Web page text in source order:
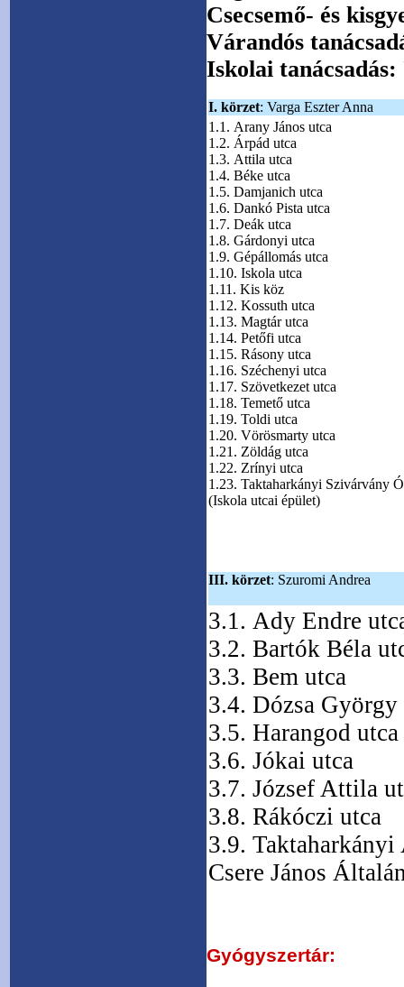
Csecsemő- és
Várandós
Iskolai tanácsadás:
I. körzet: Varga Eszter Anna
1.1. Arany János utca
1.2. Árpád utca
1.3. Attila utca
1.4. Béke utca
1.5. Damjanich utca
1.6. Dankó Pista utca
1.7. Deák utca
1.8. Gárdonyi utca
1.9. Gépállomás utca
1.10. Iskola utca
1.11. Kis köz
1.12. Kossuth utca
1.13. Magtár utca
1.14. Petőfi utca
1.15. Rásony utca
1.16. Széchenyi utca
1.17. Szövetkezet utca
1.18. Temető utca
1.19. Toldi utca
1.20. Vörösmarty utca
1.21. Zöldág utca
1.22. Zrínyi utca
1.23. Taktaharkányi Szivárvány
(Iskola utcai épület)
III. körzet: Szuromi Andrea
3.1. Ady Endre
3.2. Bartók Béla
3.3. Bem utca
3.4. Dózsa György
3.5. Harangod utca
3.6. Jókai utca
3.7. József Attila
3.8. Rákóczi utca
3.9. Taktaharkányi
Csere János
Gyógyszertár: